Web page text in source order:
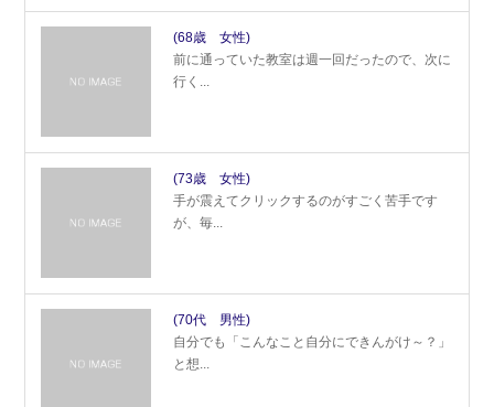
(68歳 女性)
前に通っていた教室は週一回だったので、次に
行く...
(73歳 女性)
手が震えてクリックするのがすごく苦手です
が、毎...
(70代 男性)
自分でも「こんなこと自分にできんがけ～？」
と想...